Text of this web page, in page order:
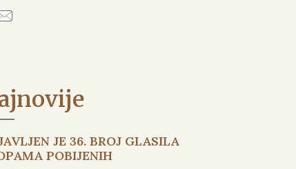
JE 36. BROJ GLASILA
POBIJENIH